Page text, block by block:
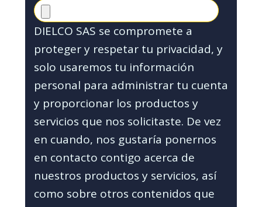
DIELCO SAS se compromete a
proteger y respetar tu privacidad, y
solo usaremos tu información
personal para administrar tu cuenta
y proporcionar los productos y
servicios que nos solicitaste. De vez
en cuando, nos gustaría ponernos
en contacto contigo acerca de
nuestros productos y servicios, así
como sobre otros contenidos que